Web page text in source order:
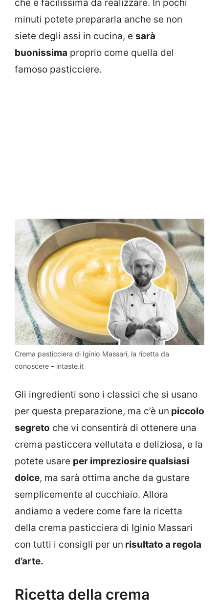
che è facilissima da realizzare. In pochi
minuti potete prepararla anche se non
siete degli assi in cucina, e sarà
buonissima proprio come quella del
famoso pasticciere.
Crema pasticciera di Iginio Massari, la ricetta da
conoscere – intaste.it
Gli ingredienti sono i classici che si usano
per questa preparazione, ma c’è un piccolo
segreto che vi consentirà di ottenere una
crema pasticcera vellutata e deliziosa, e la
potete usare per impreziosire qualsiasi
dolce, ma sarà ottima anche da gustare
semplicemente al cucchiaio. Allora
andiamo a vedere come fare la ricetta
della crema pasticciera di Iginio Massari
con tutti i consigli per un risultato a regola
d’arte.
Ricetta della crema